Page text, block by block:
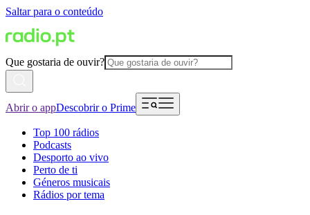
Saltar para o conteúdo
Que gostaria de ouvir?
Abrir o appDescobrir o Prime
Top 100 rádios
Podcasts
Desporto ao vivo
Perto de ti
Géneros musicais
Rádios por tema